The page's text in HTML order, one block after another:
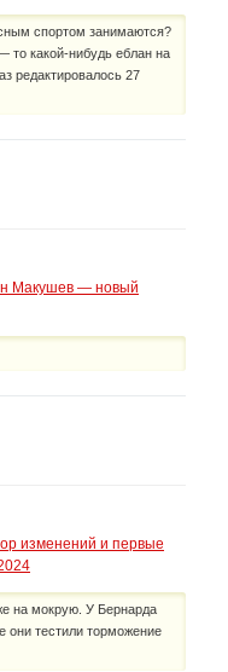
спортом занимаются?
то какой-нибудь еблан на
редактировалось 27
Макушев — новый
изменений и первые
на мокрую. У Бернарда
они тестили торможение